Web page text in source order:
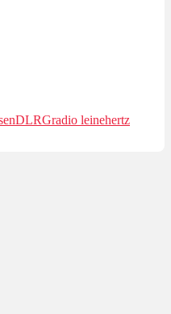
DLRGradio leinehertz